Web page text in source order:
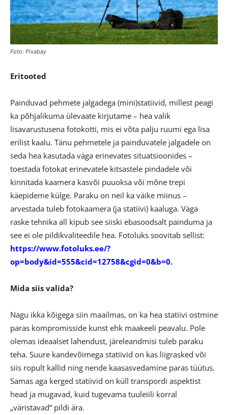
Foto: Pixabay
Eritooted
Painduvad pehmete jalgadega (mini)statiivid, millest peagi
ka põhjalikuma ülevaate kirjutame – hea valik
lisavarustusena fotokotti, mis ei võta palju ruumi ega lisa
erilist kaalu. Tänu pehmetele ja painduvatele jalgadele on
seda hea kasutada väga erinevates situatsioonides –
toestada fotokat erinevatele kitsastele pindadele või
kinnitada kaamera kasvõi puuoksa või mõne trepi
käepideme külge. Paraku on neil ka väike miinus –
arvestada tuleb fotokaamera (ja statiivi) kaaluga. Väga
raske tehnika all kipub see siiski ebasoodsalt painduma ja
see ei ole pildikvaliteedile hea. Fotoluks soovitab sellist:
https://www.fotoluks.ee/?
op=body&id=555&cid=12758&cgid=0&b=0.
Mida siis valida?
Nagu ikka kõigega siin maailmas, on ka hea statiivi ostmine
paras kompromisside kunst ehk maakeeli peavalu. Pole
olemas ideaalset lahendust, järeleandmisi tuleb paraku
teha. Suure kandevõimega statiivid on kas liigrasked või
siis ropult kallid ning nende kaasasvedamine paras tüütus.
Samas aga kerged statiivid on küll transpordi aspektist
head ja mugavad, kuid tugevama tuuleiili korral
„väristavad“ pildi ära.